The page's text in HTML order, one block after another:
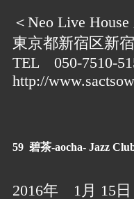
＜Neo Live
東京都新宿区新
TEL 050-7510-
http://
59 碧茶-aocha- Jazz
2016年 1月 15